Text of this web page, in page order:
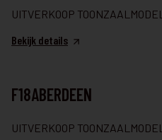
UITVERKOOP TOONZAALMODEL
Bekijk details
F18ABERDEEN
UITVERKOOP TOONZAALMODEL